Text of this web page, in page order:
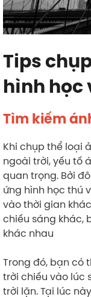
Tips
hình học
Tìm kiếm
Khi chụp thể loại
ngoài trời, yếu tố
quan trọng. Bởi
ứng hình học thú
vào thời gian
chiếu sáng khác,
khác nhau
Trong đó, bạn có
trời chiếu vào lúc
trời lặn. Tại lúc